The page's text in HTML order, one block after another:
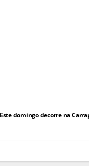
Este domingo decorre na